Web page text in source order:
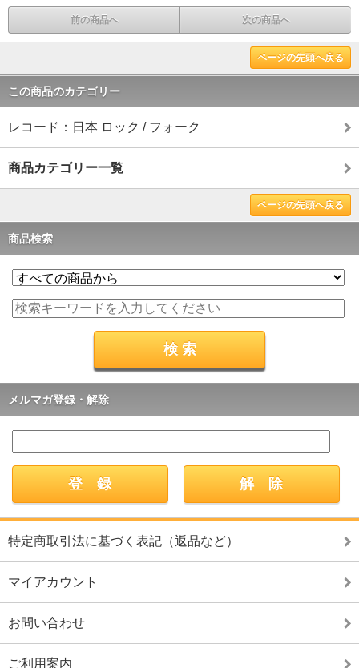
前の商品へ 次の商品へ
ページの先頭へ戻る
この商品のカテゴリー
レコード：日本 ロック / フォーク
商品カテゴリー一覧
ページの先頭へ戻る
商品検索
メルマガ登録・解除
特定商取引法に基づく表記（返品など）
マイアカウント
お問い合わせ
ご利用案内